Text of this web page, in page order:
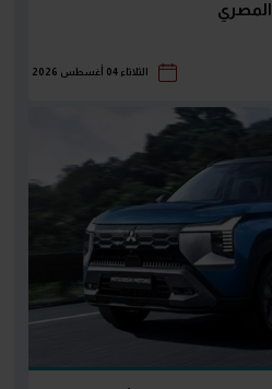
الثلاثاء 04 أغسطس 2026